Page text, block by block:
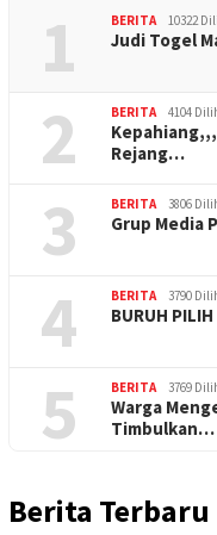
1 BERITA 10322
Judi Togel
2 BERITA 4104
Rejang…
3 BERITA 3806
Grup Media
4 BERITA 3790
BURUH
5 BERITA 3769
Warga
Timbulkan…
Berita Terbaru